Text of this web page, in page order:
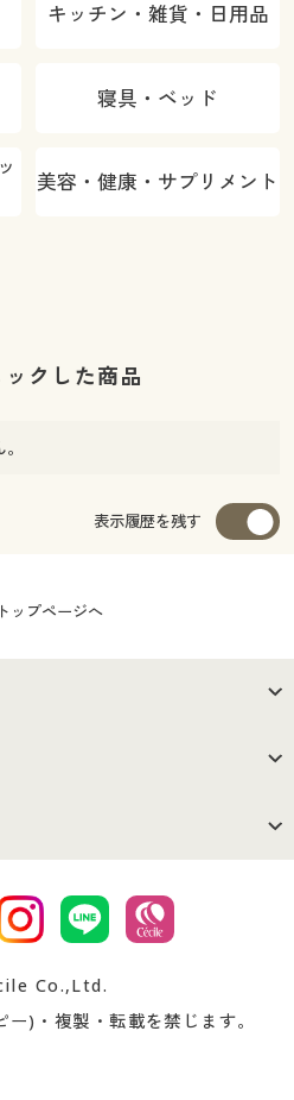
キッチン・雑貨・日用品
寝具・ベッド
美容・健康・サプリメント
クした商品
表示履歴を残す
ップページへ
会社案内
サイトマップ
お支払は
忘れの場合
Co.,Ltd.
)・複製・転載を禁じます。